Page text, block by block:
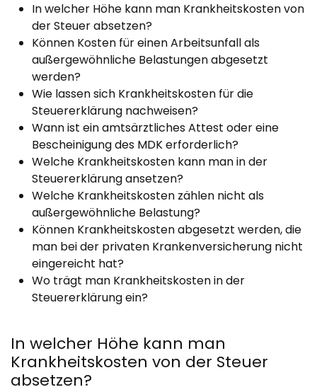
In welcher Höhe kann man Krankheitskosten von
der Steuer absetzen?
Können Kosten für einen Arbeitsunfall als
außergewöhnliche Belastungen abgesetzt
werden?
Wie lassen sich Krankheitskosten für die
Steuererklärung nachweisen?
Wann ist ein amtsärztliches Attest oder eine
Bescheinigung des MDK erforderlich?
Welche Krankheitskosten kann man in der
Steuererklärung ansetzen?
Welche Krankheitskosten zählen nicht als
außergewöhnliche Belastung?
Können Krankheitskosten abgesetzt werden, die
man bei der privaten Krankenversicherung nicht
eingereicht hat?
Wo trägt man Krankheitskosten in der
Steuererklärung ein?
In welcher Höhe kann man
Krankheitskosten von der Steuer
absetzen?